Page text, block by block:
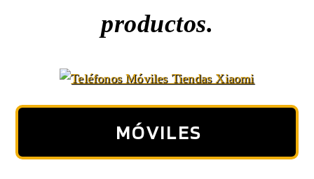
productos.
MÓVILES